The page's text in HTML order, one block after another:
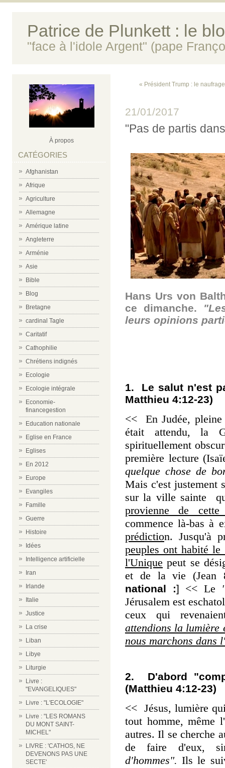
Patrice de Plunkett : le
"face à l'idole Argent" (pape
À propos
CATÉGORIES
Afghanistan
Afrique
Agriculture
Allemagne
Amérique latine
Angleterre
Arménie
Asie
Bible
Blog
Bretagne
cardinal Tagle
Caritatif
Cathophilie
Chrétiens indignés
Ecologie
Ecologie intégrale
Economie-
financegestion
Education nationale
Eglise en France
Eglises
En 2012
Europe
Evangiles
Famille
Guerre
Histoire
Idées
Intelligence artificielle
Iran
Irlande
Italie
Justice
La crise
Liban
Libye
Liturgie
Livre :
"EVANGELIQUES"
Livre : "L'ECOLOGIE"
Livre : "LES ROMANS
DU MONT SAINT-
MICHEL"
LIVRE : 'CATHOS, NE
DEVENONS PAS UNE
SECTE'
« Président Trump : le
21/01/2017
"Pas de partis
Hans Urs von
ce dimanche.
leurs opinions
1. Le salut n'est
Matthieu 4:12-23)
<< En Judée,
était attendu, la
spirituellement
première lecture
quelque chose de
Mais c'est justement
sur la ville sainte
provienne de
commence là-bas à
prédiction. Jusqu'à
peuples ont habité le
l'Unique peut se
et de la vie
national :] << Le
Jérusalem est
ceux qui
attendions la
nous marchons dans
2. D'abord
(Matthieu 4:12-23)
<< Jésus, lumière
tout homme, même
autres. Il se cherche
de faire d'eux,
d'hommes". Ils le